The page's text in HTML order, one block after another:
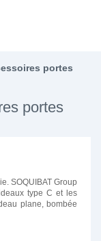
portes
portes
SOQUIBAT Group
type C et les
plane, bombée